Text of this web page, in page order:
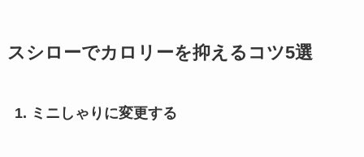
スシローでカロリーを抑えるコツ5選
1. ミニしゃりに変更する